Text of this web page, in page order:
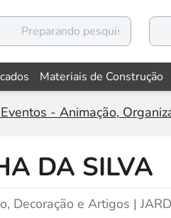
Materiais de Construção
- Animação,
DA SILVA
Decoração e Artigos |